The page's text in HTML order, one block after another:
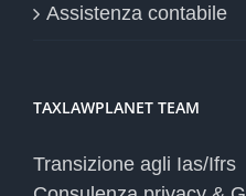
Assistenza contabile
TAXLAWPLANET TEAM
Transizione agli Ias/Ifrs